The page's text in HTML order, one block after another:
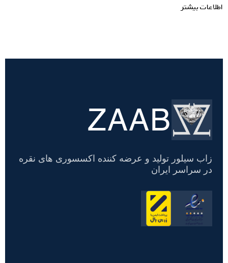
اطلاعات بیشتر
تسویه
حساب
ZAAB
زاب سیلور تولید و عرضه کننده اکسسوری های نقره
در سراسر ایران